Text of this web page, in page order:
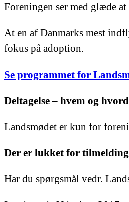
Foreningen ser med glæde
At en af Danmarks mest
fokus på adoption.
Se programmet for
Deltagelse – hvem og
Landsmødet er kun for
Der er lukket for
Har du spørgsmål vedr.